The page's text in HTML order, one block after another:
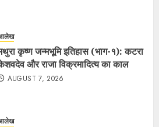
कृष्ण जन्मभूमि इतिहास (भाग-१): कटरा
और राजा विक्रमादित्य का काल
AUGUST 7, 2026